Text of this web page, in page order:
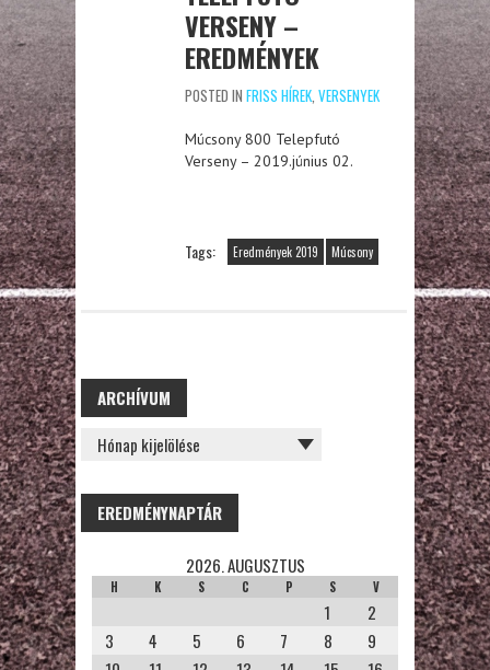
VERSENY –
EREDMÉNYEK
POSTED IN FRISS HÍREK, VERSENYEK
Múcsony 800 Telepfutó
Verseny – 2019.június 02.
Tags: Eredmények 2019 Múcsony
ARCHÍVUM
ARCHÍVUM
EREDMÉNYNAPTÁR
2026. AUGUSZTUS
H K S C P S V
1
2
3
4 5 6 7 8
9